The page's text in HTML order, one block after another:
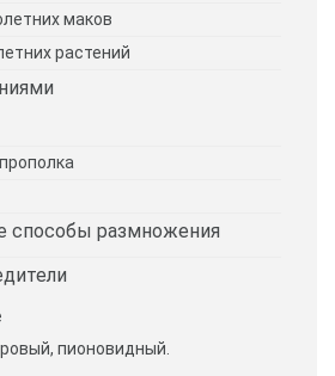
маков
растений
способы размножения
пионовидный.